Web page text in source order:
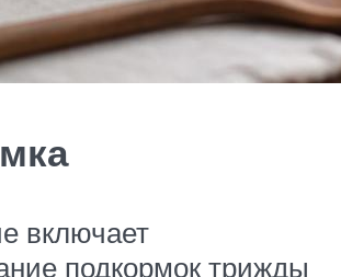
включает
подкормок трижды